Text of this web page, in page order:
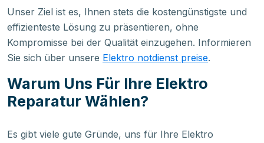
Unser Ziel ist es, Ihnen stets die kostengünstigste und
effizienteste Lösung zu präsentieren, ohne
Kompromisse bei der Qualität einzugehen. Informieren
Sie sich über unsere Elektro notdienst preise.
Warum Uns Für Ihre Elektro
Reparatur Wählen?
Es gibt viele gute Gründe, uns für Ihre Elektro